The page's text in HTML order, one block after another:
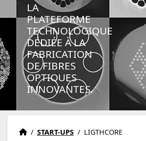
LA
PLATEFORME
TECHNOLOGIQUE
DÉDIÉE À LA
FABRICATION
DE FIBRES
OPTIQUES
INNOVANTES.
Accueil
Accueil
/ START-UPS / LIGTHCORE